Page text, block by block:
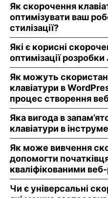
Як скорочення
оптимізувати ваш
стилізації?
Які є корисні
оптимізації
Як можуть
клавіатури в
процес створення
Яка вигода в
клавіатури в
Як може вивчення
допомогти
кваліфікованими
Чи є універсальні